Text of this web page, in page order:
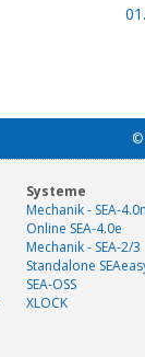
©
Systeme
Mechanik - SEA-
Online SEA-4.0e
Mechanik - SEA-2/3
Standalone
SEA-OSS
XLOCK